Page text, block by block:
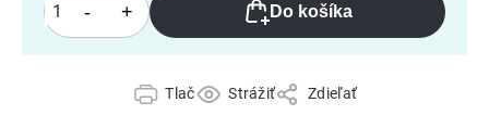
Do košíka
Tlač Strážiť Zdieľať